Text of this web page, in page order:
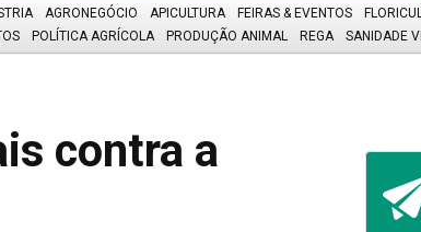
AGRONEGÓCIO APICULTURA FEIRAS & EVENTOS
POLÍTICA AGRÍCOLA PRODUÇÃO ANIMAL REGA SANIDADE
contra a